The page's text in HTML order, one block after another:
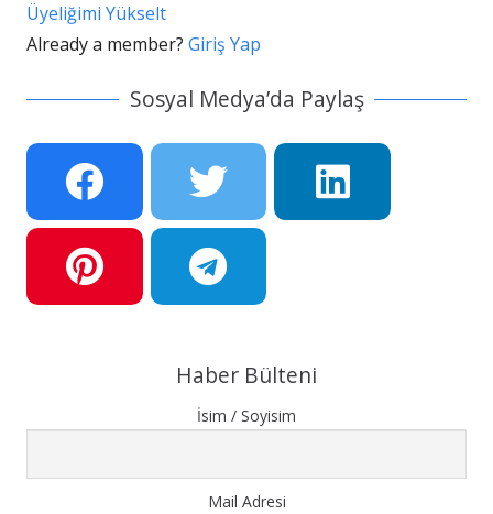
Üyeliğimi Yükselt
Already a member? Giriş Yap
Sosyal Medya’da Paylaş
Haber Bülteni
İsim / Soyisim
Mail Adresi